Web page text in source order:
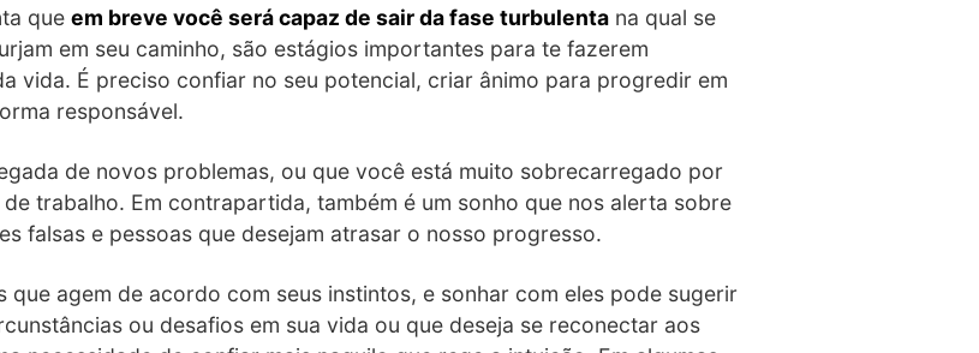
que em breve você será capaz de sair da fase turbulenta na qual se
em seu caminho, são estágios importantes para te fazerem
vida. É preciso confiar no seu potencial, criar ânimo para progredir em
responsável.
de novos problemas, ou que você está muito sobrecarregado por
trabalho. Em contrapartida, também é um sonho que nos alerta sobre
falsas e pessoas que desejam atrasar o nosso progresso.
agem de acordo com seus instintos, e sonhar com eles pode sugerir
ou desafios em sua vida ou que deseja se reconectar aos